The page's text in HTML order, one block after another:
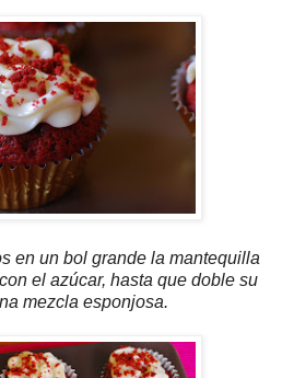
en un bol grande la mantequilla
el azúcar, hasta que doble su
mezcla esponjosa.